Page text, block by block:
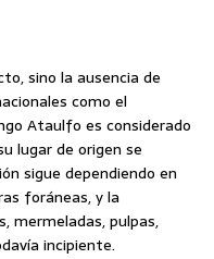
sino la ausencia de
como el
Ataulfo es considerado
lugar de origen se
sigue dependiendo en
foráneas, y la
mermeladas, pulpas,
incipiente.